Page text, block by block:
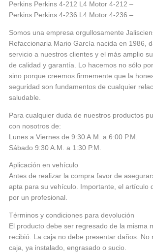
Perkins Perkins 4-212 L4 Motor 4-212 –
Perkins Perkins 4-236 L4 Motor 4-236 –
Somos una empresa orgullosamente
Refaccionaria Mario García nacida en 1986,
servicio a nuestros clientes y el más amplio
de calidad y garantía. Lo hacemos no sólo
sino porque creemos firmemente que la
seguridad son fundamentos de cualquier
saludable.
Para cualquier duda de nuestros productos
con nosotros de:
Lunes a Viernes de 9:30 A.M. a 6:00 P.M.
Sábado 9:30 A.M. a 1:30 P.M.
Aplicación en vehículo
Antes de realizar la compra favor de
apta para su vehículo. Importante, el artículo
por un profesional.
Términos y condiciones para devolución
El producto debe ser regresado de la misma
recibió. La caja no debe presentar daños. No
caja, ya instalado, engrasado o sucio.